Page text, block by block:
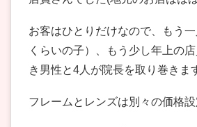
お客はひとりだけなので、もう
くらいの子）、もう少し年上の
き男性と4人が院長を取り巻きま
フレームとレンズは別々の価格設